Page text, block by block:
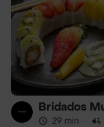
Bridados
29 min ·